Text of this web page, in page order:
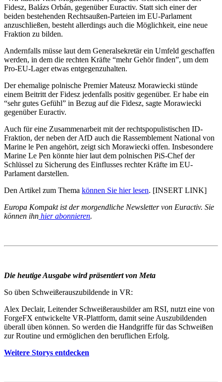
Fidesz, Balázs Orbán, gegenüber Euractiv. Statt sich einer der
beiden bestehenden Rechtsaußen-Parteien im EU-Parlament
anzuschließen, besteht allerdings auch die Möglichkeit, eine neue
Fraktion zu bilden.
Andernfalls müsse laut dem Generalsekretär ein Umfeld geschaffen
werden, in dem die rechten Kräfte “mehr Gehör finden”, um dem
Pro-EU-Lager etwas entgegenzuhalten.
Der ehemalige polnische Premier Mateusz Morawiecki stünde
einem Beitritt der Fidesz jedenfalls positiv gegenüber. Er habe ein
“sehr gutes Gefühl” in Bezug auf die Fidesz, sagte Morawiecki
gegenüber Euractiv.
Auch für eine Zusammenarbeit mit der rechtspopulistischen ID-
Fraktion, der neben der AfD auch die Rassemblement National von
Marine le Pen angehört, zeigt sich Morawiecki offen. Insbesondere
Marine Le Pen könnte hier laut dem polnischen PiS-Chef der
Schlüssel zu Sicherung des Einflusses rechter Kräfte im EU-
Parlament darstellen.
Den Artikel zum Thema können Sie hier lesen. [INSERT LINK]
Europa Kompakt ist der morgendliche Newsletter von Euractiv. Sie
können ihn hier abonnieren.
Die heutige Ausgabe wird präsentiert von Meta
So üben Schweißerauszubildende in VR:
Alex Declair, Leitender Schweißerausbilder am RSI, nutzt eine von
ForgeFX entwickelte VR-Plattform, damit seine Auszubildenden
überall üben können. So werden die Handgriffe für das Schweißen
zur Routine und ermöglichen den beruflichen Erfolg.
Weitere Storys entdecken